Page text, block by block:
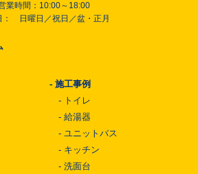
業時間：10:00～18:00
： 日曜日／祝日／盆・正月
-施工事例
- トイレ
-給湯器
- ユニットバス
- キッチン
-洗面台